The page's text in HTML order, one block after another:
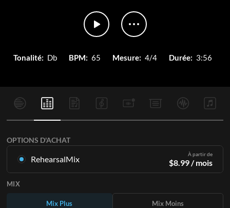
Tonalité: Db BPM: 65 Mesure: 4/4 Durée: 3:56
OPTIONS D'ACHAT
RehearsalMix À partir de
$8.99/ mois
Disponible dans les 12 tonalités avec des Mix Plus et Moins
pour chaque partition et le chant original.
MIX
Mix Plus Mix Moins